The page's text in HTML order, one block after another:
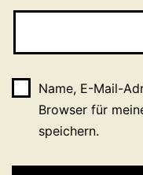
Name, E-Mail-
Browser für
speichern.